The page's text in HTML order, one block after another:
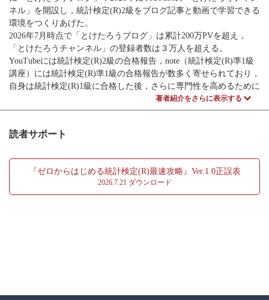
第5章 仮説検定
5.1 1標本の仮説検定
5.2 2標本の仮説検定
5.3 質的データの検定
第6章 分散分析と回帰分析
6.1 一元配置分散分析
6.3 重回帰分析
付録A 補足資料
付録C 付表
ネル」を開設し，統計検定(R)2級をブログ記事と動画で学習できる
環境をつくりあげた。
2026年7月時点で「とけたろうブログ」は累計200万PVを超え，
「とけたろうチャンネル」の登録者数は３万人を超える。
YouTubeには統計検定(R)2級の合格報告，note（統計検定(R)準1級
講座）には統計検定(R)準1級の合格報告が数多く寄せられており，
自身は統計検定(R)1級に合格した後，さらに専門性を高めるために
YouTube：https://youtube.com/@toketarou
著者紹介をさらに表示する
読者サポート
『ゼロからはじめる統計検定(R)最速攻略』Ver.1.0正誤表
2026.7.21 ダウンロード